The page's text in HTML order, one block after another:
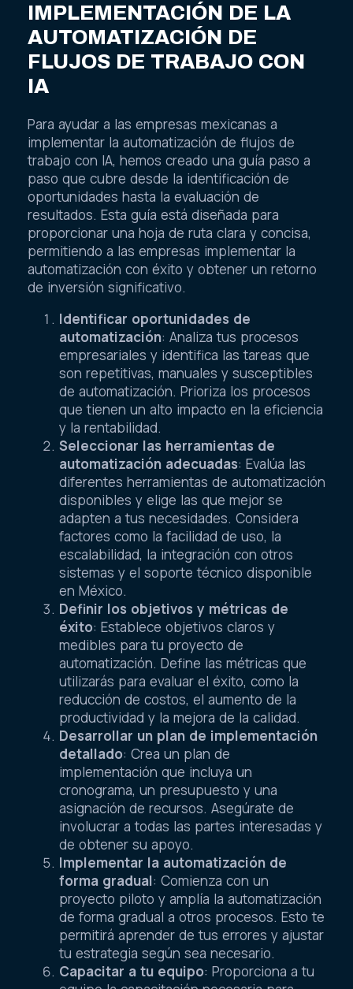
IMPLEMENTACIÓN DE LA
AUTOMATIZACIÓN DE
FLUJOS DE TRABAJO CON
IA
Para ayudar a las empresas mexicanas a
implementar la automatización de flujos de
trabajo con IA, hemos creado una guía paso a
paso que cubre desde la identificación de
oportunidades hasta la evaluación de
resultados. Esta guía está diseñada para
proporcionar una hoja de ruta clara y concisa,
permitiendo a las empresas implementar la
automatización con éxito y obtener un retorno
de inversión significativo.
Identificar oportunidades de
automatización: Analiza tus procesos
empresariales y identifica las tareas que
son repetitivas, manuales y susceptibles
de automatización. Prioriza los procesos
que tienen un alto impacto en la eficiencia
y la rentabilidad.
Seleccionar las herramientas de
automatización adecuadas: Evalúa las
diferentes herramientas de automatización
disponibles y elige las que mejor se
adapten a tus necesidades. Considera
factores como la facilidad de uso, la
escalabilidad, la integración con otros
sistemas y el soporte técnico disponible
en México.
Definir los objetivos y métricas de
éxito: Establece objetivos claros y
medibles para tu proyecto de
automatización. Define las métricas que
utilizarás para evaluar el éxito, como la
reducción de costos, el aumento de la
productividad y la mejora de la calidad.
Desarrollar un plan de implementación
detallado: Crea un plan de
implementación que incluya un
cronograma, un presupuesto y una
asignación de recursos. Asegúrate de
involucrar a todas las partes interesadas y
de obtener su apoyo.
Implementar la automatización de
forma gradual: Comienza con un
proyecto piloto y amplía la automatización
de forma gradual a otros procesos. Esto te
permitirá aprender de tus errores y ajustar
tu estrategia según sea necesario.
Capacitar a tu equipo: Proporciona a tu